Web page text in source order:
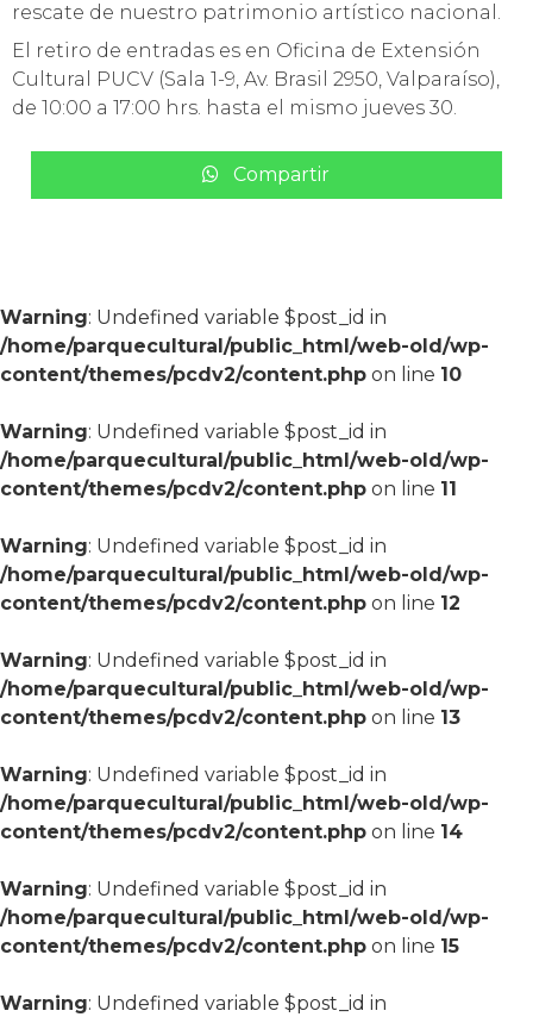
rescate de nuestro patrimonio artístico nacional.
El retiro de entradas es en Oficina de Extensión
Cultural PUCV (Sala 1-9, Av. Brasil 2950, Valparaíso),
de 10:00 a 17:00 hrs. hasta el mismo jueves 30.
Compartir
Warning: Undefined variable $post_id in
/home/parquecultural/public_html/web-old/wp-
content/themes/pcdv2/content.php on line 10
Warning: Undefined variable $post_id in
/home/parquecultural/public_html/web-old/wp-
content/themes/pcdv2/content.php on line 11
Warning: Undefined variable $post_id in
/home/parquecultural/public_html/web-old/wp-
content/themes/pcdv2/content.php on line 12
Warning: Undefined variable $post_id in
/home/parquecultural/public_html/web-old/wp-
content/themes/pcdv2/content.php on line 13
Warning: Undefined variable $post_id in
/home/parquecultural/public_html/web-old/wp-
content/themes/pcdv2/content.php on line 14
Warning: Undefined variable $post_id in
/home/parquecultural/public_html/web-old/wp-
content/themes/pcdv2/content.php on line 15
Warning: Undefined variable $post_id in